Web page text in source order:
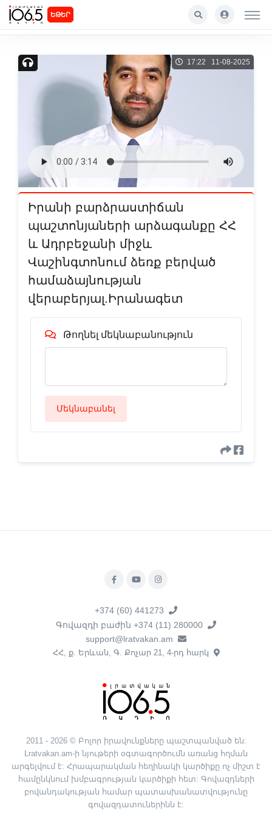
ԵԹԵՐ
17:22 11-08-2025
Իրանի բարձրաստիճան
պաշտոնյաների արձագանքը ՀՀ
և Ադրբեջանի միջև
Վաշինգտոնում ձեռք բերված
համաձայնության
վերաբերյալ.Իրանագետ
Թողնել մեկնաբանություն
Մեկնաբանել
+374 (60) 441273
Գովազդի բաժին +374 (11) 280000
support@lratvakan.am
ՀՀ, ք. Երևան, Գ. Քոչար 21, 4-րդ հարկ
2011 - 2026 © Բոլոր իրավունքները պաշտպանված են:
Lratvakan.am-ի նյութերի օգտագործումն առանց հղման
արգելվում է: Հրապարակման հեղինակի կարծիքը ոչ միշտ է
համընկնում խմբագրության կարծիքի հետ: Գովազդների
բովանդակության համար պատասխանատվությունը
գովազդատուներինն է: